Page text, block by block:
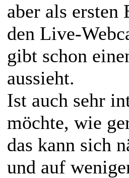
aber als
den Live-
gibt schon
aussieht.
Ist auch sehr
möchte, wie
das kann sich
und auf